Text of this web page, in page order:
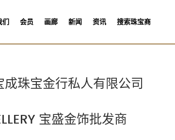
们 会员 画廊 新闻 资讯 搜索珠宝商
成珠宝金行私人有限公司
宝盛金饰批发商